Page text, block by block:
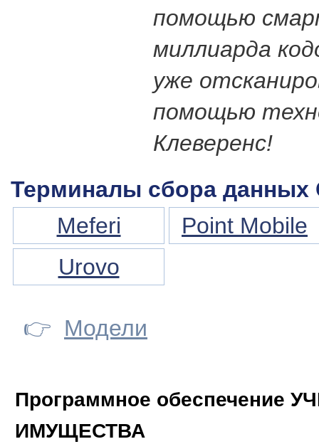
помощью
миллиарда
уже
помощью
Клеверенс!
Терминалы сбора данных
Meferi
Point Mobile
Urovo
👉 Модели
Программное обеспечение
ИМУЩЕСТВА